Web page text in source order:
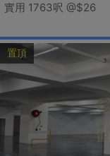
實用 1763呎 @$26
置頂